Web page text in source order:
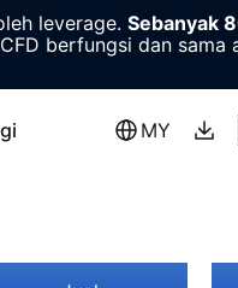
leverage. Sebanyak
berfungsi dan sama
MY